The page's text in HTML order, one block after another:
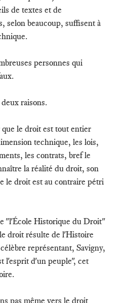
de textes et de
selon beaucoup, suffisent à
personnes qui
raisons.
le droit est tout entier
technique, les lois,
les contrats, bref le
la réalité du droit, son
le droit est au contraire pétri
"l'École Historique du Droit"
droit résulte de l'Histoire
représentant, Savigny,
l'esprit d'un peuple", cet
pas même vers le droit